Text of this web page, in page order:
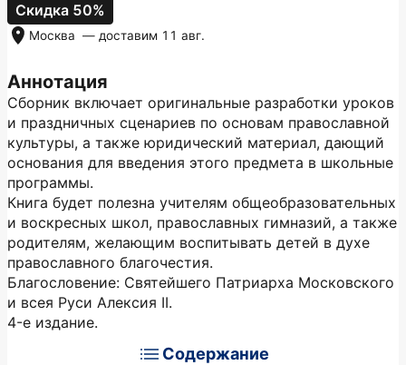
Аннотация
Сборник включает оригинальные разработки уроков
и праздничных сценариев по основам православной
культуры, а также юридический материал, дающий
основания для введения этого предмета в школьные
программы.
Книга будет полезна учителям общеобразовательных
и воскресных школ, православных гимназий, а также
родителям, желающим воспитывать детей в духе
православного благочестия.
Благословение: Святейшего Патриарха Московского
и всея Руси Алексия II.
4-е издание.
Содержание
Скидка 50%
Москва — доставим 11 авг.